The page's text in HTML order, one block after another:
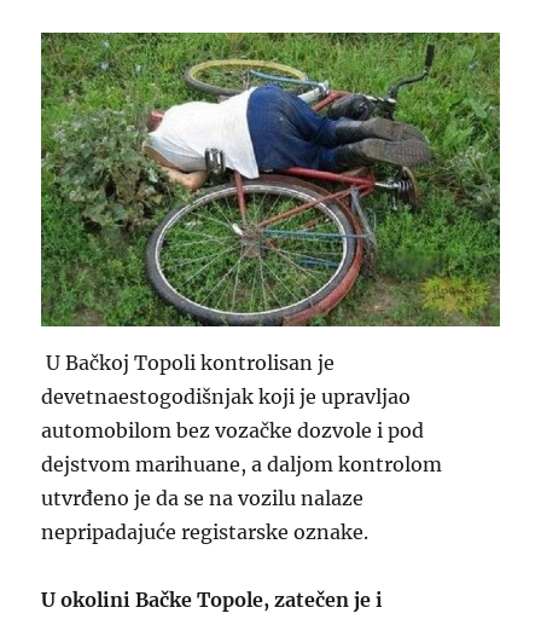
U Bačkoj Topoli kontrolisan je
devetnaestogodišnjak koji je upravljao
automobilom bez vozačke dozvole i pod
dejstvom marihuane, a daljom kontrolom
utvrđeno je da se na vozilu nalaze
nepripadajuće registarske oznake.
U okolini Bačke Topole, zatečen je i